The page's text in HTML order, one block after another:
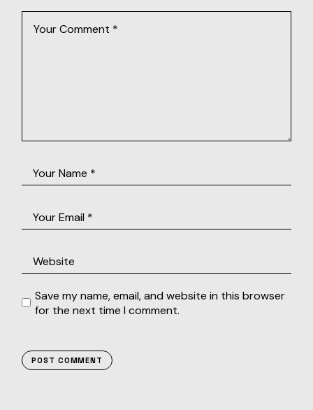
Save my name, email, and website in this browser
for the next time I comment.
POST COMMENT